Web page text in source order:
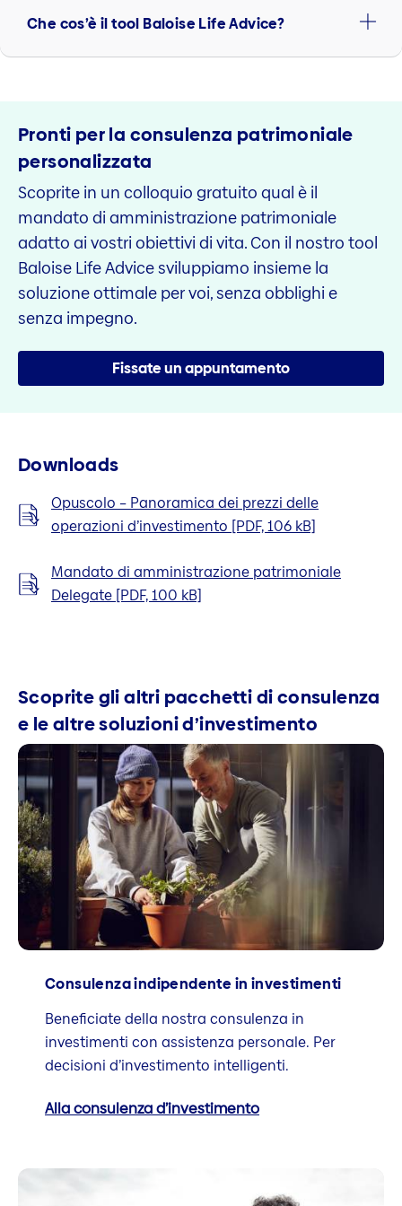
Che cos’è il tool Baloise Life Advice?
Pronti per la consulenza patrimoniale
personalizzata
Scoprite in un colloquio gratuito qual è il
mandato di amministrazione patrimoniale
adatto ai vostri obiettivi di vita. Con il nostro tool
Baloise Life Advice sviluppiamo insieme la
soluzione ottimale per voi, senza obblighi e
senza impegno.
Fissate un appuntamento
Downloads
Opuscolo – Panoramica dei prezzi delle
operazioni d’investimento [PDF, 106 kB]
Mandato di amministrazione patrimoniale
Delegate [PDF, 100 kB]
Scoprite gli altri pacchetti di consulenza
e le altre soluzioni d’investimento
Consulenza indipendente in investimenti
Beneficiate della nostra consulenza in
investimenti con assistenza personale. Per
decisioni d’investimento intelligenti.
Alla consulenza d’investimento